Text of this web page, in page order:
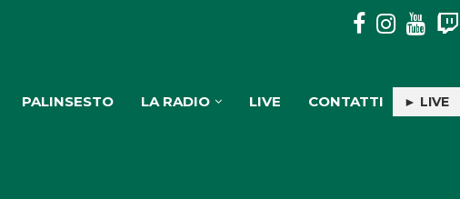
PULISERVICE: INGAGGIATA RACHELE PIOLI
PALINSESTO LA RADIO LIVE CONTATTI ► LIVE